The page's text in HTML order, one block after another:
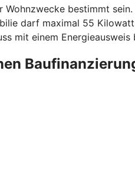
Wohnzwecke bestimmt sein.
darf maximal 55
mit einem Energieausweis